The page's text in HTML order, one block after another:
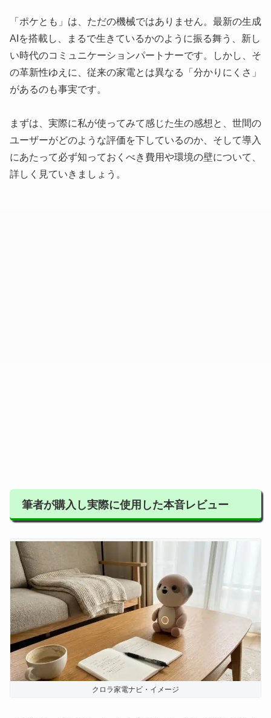
「ポケとも」は、ただの機械ではありません。最新の生成
AIを搭載し、まるで生きているかのように振る舞う、新し
い時代のコミュニケーションパートナーです。しかし、そ
の革新性ゆえに、従来の家電とは異なる「分かりにくさ」
があるのも事実です。
まずは、実際に私が使ってみて感じた生の感想と、世間の
ユーザーがどのような評価を下しているのか、そして導入
にあたって必ず知っておくべき費用や環境の壁について、
詳しく見ていきましょう。
筆者が購入し実際に使用した本音レビュー
クロラ家電ナビ・イメージ